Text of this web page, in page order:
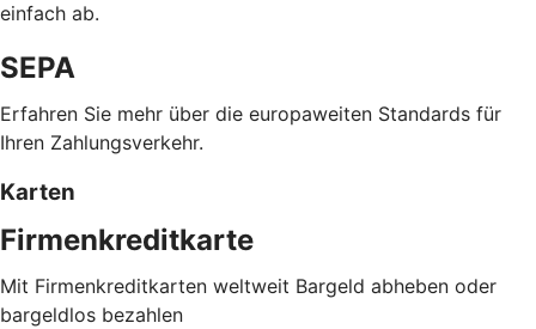
einfach ab.
SEPA
Erfahren Sie mehr über die europaweiten Standards für
Ihren Zahlungsverkehr.
Karten
Firmenkreditkarte
Mit Firmenkreditkarten weltweit Bargeld abheben oder
bargeldlos bezahlen